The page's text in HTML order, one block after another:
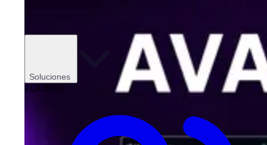
Soluciones
EQUIPOS